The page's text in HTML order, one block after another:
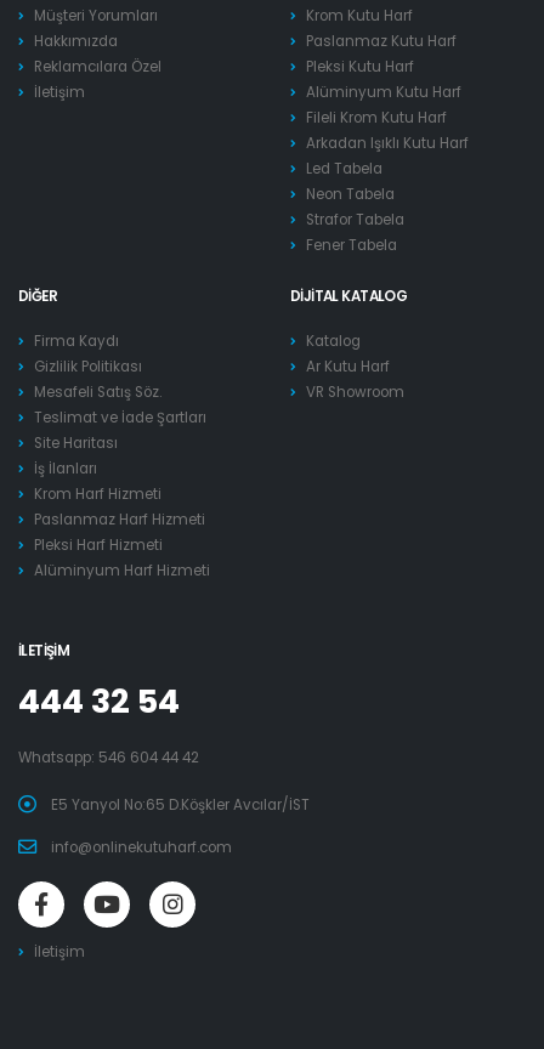
Müşteri Yorumları
Hakkımızda
Reklamcılara Özel
İletişim
Krom Kutu Harf
Paslanmaz Kutu Harf
Pleksi Kutu Harf
Alüminyum Kutu Harf
Fileli Krom Kutu Harf
Arkadan Işıklı Kutu Harf
Led Tabela
Neon Tabela
Strafor Tabela
Fener Tabela
DIĞER
Firma Kaydı
Gizlilik Politikası
Mesafeli Satış Söz.
Teslimat ve İade Şartları
Site Haritası
İş İlanları
Krom Harf Hizmeti
Paslanmaz Harf Hizmeti
Pleksi Harf Hizmeti
Alüminyum Harf Hizmeti
DIJITAL KATALOG
Katalog
Ar Kutu Harf
VR Showroom
İLETIŞIM
444 32 54
Whatsapp: 546 604 44 42
E5 Yanyol No:65 D.Köşkler Avcılar/İST
info@onlinekutuharf.com
İletişim